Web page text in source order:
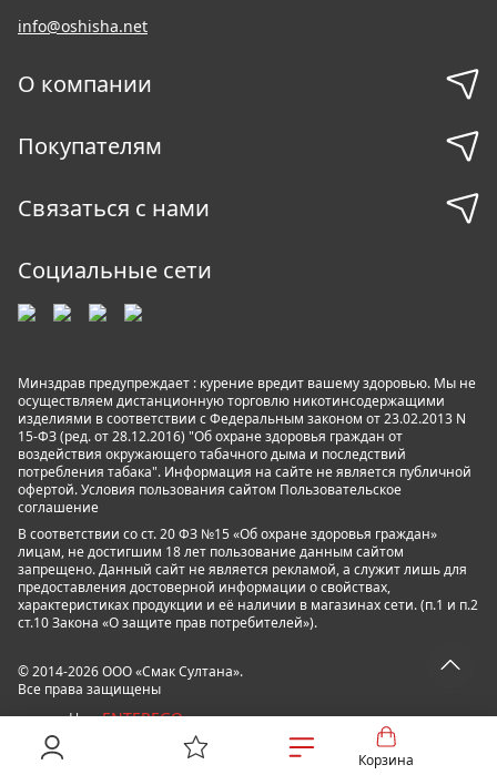
Корзина
info@oshisha.net
О компании
Покупателям
Связаться с нами
Социальные сети
Минздрав предупреждает : курение вредит вашему здоровью. Мы не
осуществляем дистанционную торговлю никотинсодержащими
изделиями в соответствии с Федеральным законом от 23.02.2013 N
15-ФЗ (ред. от 28.12.2016) "Об охране здоровья граждан от
воздействия окружающего табачного дыма и последствий
потребления табака". Информация на сайте не является публичной
офертой. Условия пользования сайтом Пользовательское
соглашение
В соответствии со ст. 20 ФЗ №15 «Об охране здоровья граждан»
лицам, не достигшим 18 лет пользование данным сайтом
запрещено. Данный сайт не является рекламой, а служит лишь для
предоставления достоверной информации о свойствах,
характеристиках продукции и её наличии в магазинах сети. (п.1 и п.2
ст.10 Закона «О защите прав потребителей»).
© 2014-2026 ООО «Смак Султана».
Все права защищены
powered by ENTEREGO